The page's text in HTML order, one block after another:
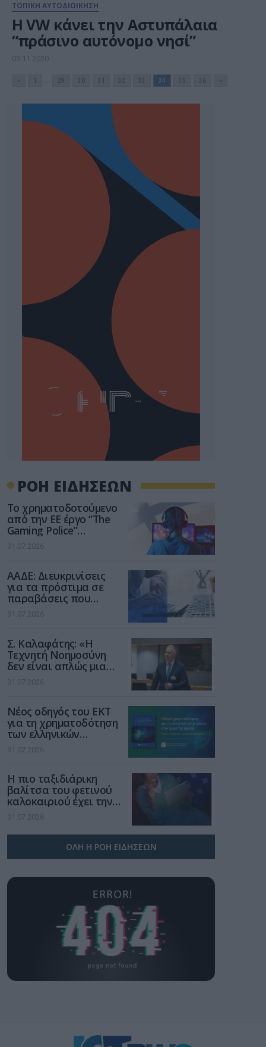
ΤΟΠΙΚΗ ΑΥΤΟΔΙΟΙΚΗΣΗ
H VW κάνει την Αστυπάλαια
“πράσινο αυτόνομο νησί”
03.11.2020
29 30 31 32 33 34 35 36
ΡΟΗ ΕΙΔΗΣΕΩΝ
Το χρηματοδοτούμενο
από την ΕΕ έργο “The
Gaming Police”
ενισχύει την ασφάλεια
των παιδιών στο
31.07.2026
ΑΑΔΕ: Διευκρινίσεις
για τα πρόστιμα σε
παραβάσεις που
αφορούν τους ΦΗΜ
31.07.2026
Σ. Καλαφάτης: «Η
Τεχνητή Νοημοσύνη
δεν είναι απλώς μια
νέα τεχνολογία, είναι
μια νέα βιομηχανική
31.07.2026
Νέος οδηγός του ΕΚΤ
για τη χρηματοδότηση
των ελληνικών
επιχειρήσεων στον
χώρο της άμυνας
31.07.2026
Η πιο ταξιδιάρικη
βαλίτσα του φετινού
καλοκαιριού έχει την
υπογραφή της Xiaomi
31.07.2026
ΟΛΗ Η ΡΟΗ ΕΙΔΗΣΕΩΝ